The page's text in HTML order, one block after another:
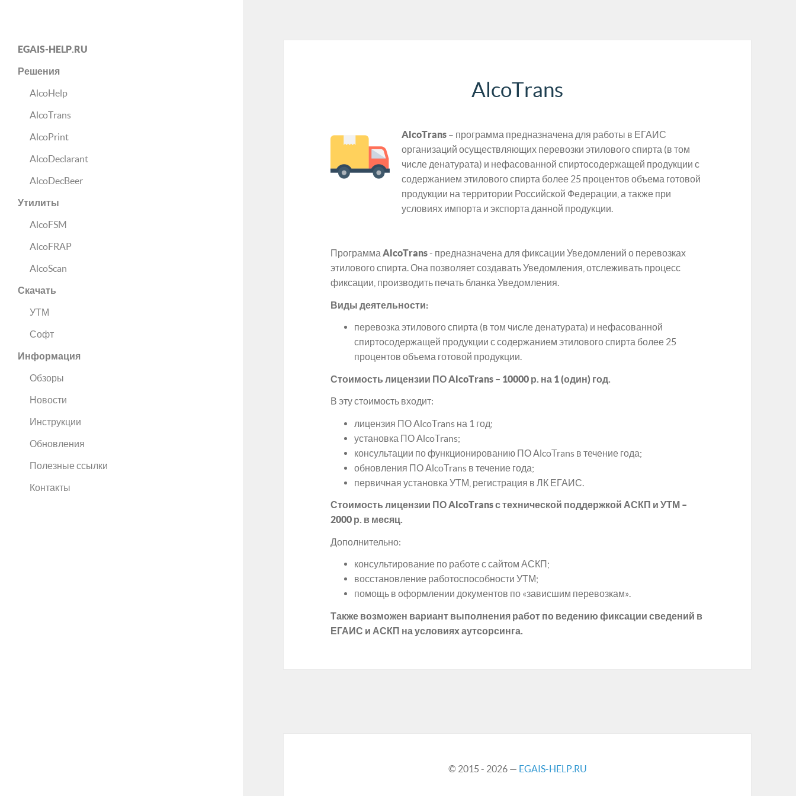
EGAIS-HELP.RU
Решения
AlcoHelp
AlcoTrans
AlcoPrint
AlcoDeclarant
AlcoDecBeer
Утилиты
AlcoFSM
AlcoFRAP
AlcoScan
Скачать
УТМ
Софт
Информация
Обзоры
Новости
Инструкции
Обновления
Полезные ссылки
Контакты
AlcoTrans
AlcoTrans – программа предназначена для работы в ЕГАИС
организаций осуществляющих перевозки этилового спирта (в том
числе денатурата) и нефасованной спиртосодержащей продукции с
содержанием этилового спирта более 25 процентов объема готовой
продукции на территории Российской Федерации, а также при
условиях импорта и экспорта данной продукции.
ПрограммаAlcoTrans- предназначена для фиксации Уведомлений о перевозках
этилового спирта. Она позволяет создавать Уведомления, отслеживать процесс
фиксации, производить печать бланка Уведомления.
Виды деятельности:
перевозка этилового спирта (в том числе денатурата) и нефасованной
спиртосодержащей продукции с содержанием этилового спирта более 25
процентов объема готовой продукции.
Стоимость лицензии ПО AlcoTrans – 10000 р. на 1 (один) год.
В эту стоимость входит:
лицензия ПО AlcoTrans на 1 год;
установка ПО AlcoTrans;
консультации по функционированию ПО AlcoTrans в течение года;
обновления ПО AlcoTrans в течение года;
первичная установка УТМ, регистрация в ЛК ЕГАИС.
Стоимость лицензии ПО AlcoTrans с технической поддержкой АСКП и УТМ –
2000 р. в месяц.
Дополнительно:
консультирование по работе с сайтом АСКП;
восстановление работоспособности УТМ;
помощь в оформлении документов по «зависшим перевозкам».
Также возможен вариант выполнения работ по ведению фиксации сведений в
ЕГАИС и АСКП на условиях аутсорсинга.
© 2015 - 2026 — EGAIS-HELP.RU